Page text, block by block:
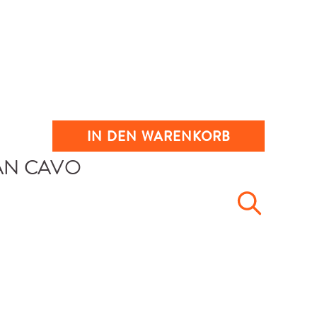
IN DEN WARENKORB